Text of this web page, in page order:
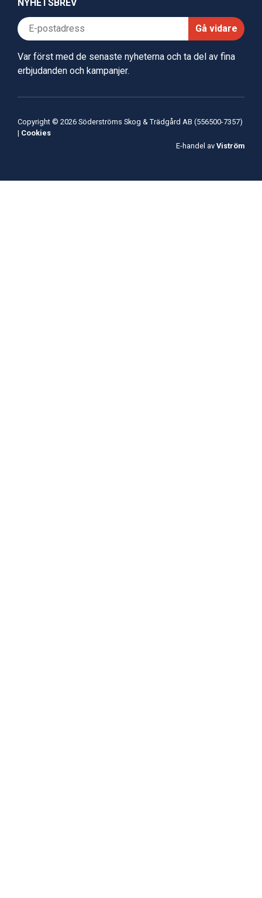
NYHETSBREV
Gå vidare
Var först med de senaste nyheterna och ta del av fina
erbjudanden och kampanjer.
Copyright © 2026 Söderströms Skog & Trädgård AB (556500-7357)
| Cookies
E-handel av Viström